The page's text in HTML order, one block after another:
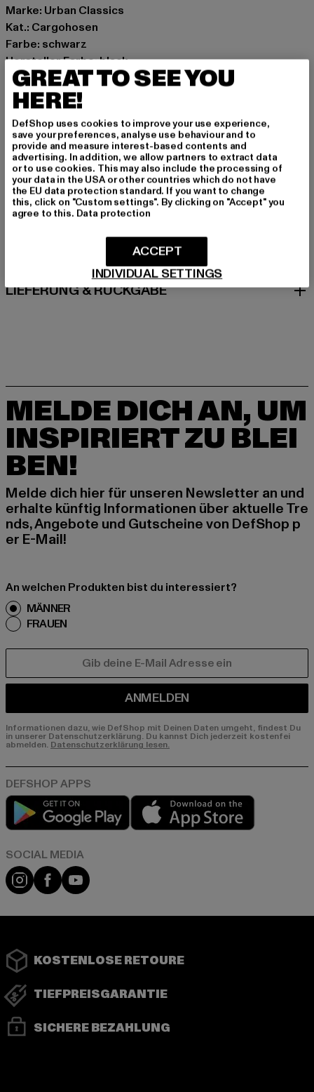
Marke: Urban Classics
Kat.: Cargohosen
Farbe: schwarz
Hersteller Farbe: black
Materialzusammensetzung: 65% Baumwolle, 35%
Polyester
Art.Nr: TB031-00007
Hersteller: TB International GmbH |info@tbint.de
Dr.-Robert-Murjahn-Straße 7 | 64372 Ober-Ramstadt |
DE
LIEFERUNG & RÜCKGABE
MELDE DICH AN, UM
INSPIRIERT ZU BLEI
BEN!
Melde dich hier für unseren Newsletter an und
erhalte künftig Informationen über aktuelle Tre
nds, Angebote und Gutscheine von DefShop p
er E-Mail!
An welchen Produkten bist du interessiert?
MÄNNER
FRAUEN
ANMELDEN
Informationen dazu, wie DefShop mit Deinen Daten umgeht, findest Du
in unserer Datenschutzerklärung. Du kannst Dich jederzeit kostenfei
abmelden. Datenschutzerklärung lesen.
Play market
Instagram
FacebookYouTube
KOSTENLOSE RETOURE
TIEFPREISGARANTIE
SICHERE BEZAHLUNG
GREAT TO SEE YOU
HERE!
DefShop uses cookies to improve your use experience,
save your preferences, analyse use behaviour and to
provide and measure interest-based contents and
advertising. In addition, we allow partners to extract data
or to use cookies. This may also include the processing of
your data in the USA or other countries which do not have
the EU data protection standard. If you want to change
this, click on "Custom settings". By clicking on "Accept" you
agree to this. Data protection
INDIVIDUAL SETTINGS
ACCEPT